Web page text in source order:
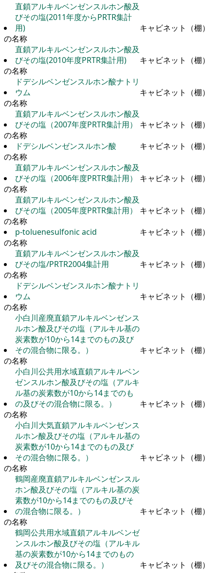
直鎖アルキルベンゼンスルホン酸及
びその塩(2011年度からPRTR集計
用)
キャビネット（棚）
の名称
直鎖アルキルベンゼンスルホン酸及
びその塩(2010年度PRTR集計用)
キャビネット（棚）
の名称
ドデシルベンゼンスルホン酸ナトリ
ウム
キャビネット（棚）
の名称
直鎖アルキルベンゼンスルホン酸及
びその塩（2007年度PRTR集計用）
キャビネット（棚）
の名称
ドデシルベンゼンスルホン酸
キャビネット（棚）
の名称
直鎖アルキルベンゼンスルホン酸及
びその塩（2006年度PRTR集計用）
キャビネット（棚）
の名称
直鎖アルキルベンゼンスルホン酸及
びその塩（2005年度PRTR集計用）
キャビネット（棚）
の名称
p-toluenesulfonic acid
キャビネット（棚）
の名称
直鎖アルキルベンゼンスルホン酸及
びその塩/PRTR2004集計用
キャビネット（棚）
の名称
ドデシルベンゼンスルホン酸ナトリ
ウム
キャビネット（棚）
の名称
小白川産廃直鎖アルキルベンゼンス
ルホン酸及びその塩（アルキル基の
炭素数が10から14までのもの及び
その混合物に限る。）
キャビネット（棚）
の名称
小白川公共用水域直鎖アルキルベン
ゼンスルホン酸及びその塩（アルキ
ル基の炭素数が10から14までのも
の及びその混合物に限る。）
キャビネット（棚）
の名称
小白川大気直鎖アルキルベンゼンス
ルホン酸及びその塩（アルキル基の
炭素数が10から14までのもの及び
その混合物に限る。）
キャビネット（棚）
の名称
鶴岡産廃直鎖アルキルベンゼンスル
ホン酸及びその塩（アルキル基の炭
素数が10から14までのもの及びそ
の混合物に限る。）
キャビネット（棚）
の名称
鶴岡公共用水域直鎖アルキルベンゼ
ンスルホン酸及びその塩（アルキル
基の炭素数が10から14までのもの
及びその混合物に限る。）
キャビネット（棚）